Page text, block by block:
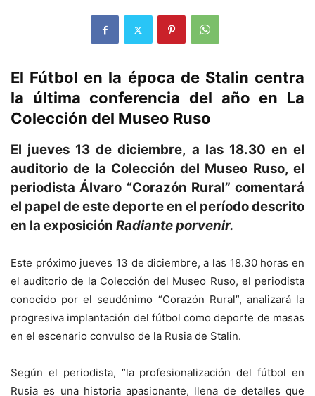
El Fútbol en la época de Stalin centra
la última conferencia del año en La
Colección del Museo Ruso
El jueves 13 de diciembre, a las 18.30 en el
auditorio de la Colección del Museo Ruso, el
periodista Álvaro “Corazón Rural” comentará
el papel de este deporte en el período descrito
en la exposición Radiante porvenir.
Este próximo jueves 13 de diciembre, a las 18.30 horas en
el auditorio de la Colección del Museo Ruso, el periodista
conocido por el seudónimo “Corazón Rural”, analizará la
progresiva implantación del fútbol como deporte de masas
en el escenario convulso de la Rusia de Stalin.
Según el periodista, “la profesionalización del fútbol en
Rusia es una historia apasionante, llena de detalles que